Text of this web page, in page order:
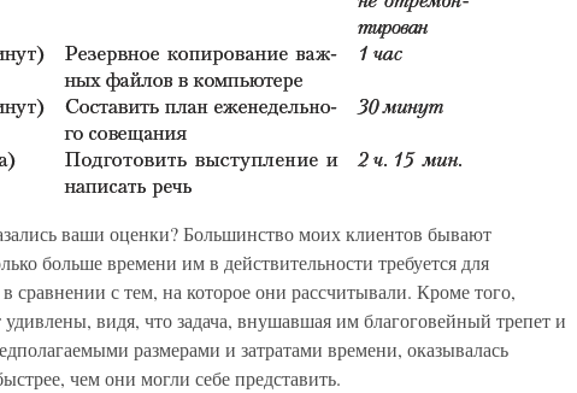
ваши оценки? Большинство моих клиентов бывают
больше времени им в действительности требуется для
сравнении с тем, на которое они рассчитывали. Кроме того,
видя, что задача, внушавшая им благоговейный трепет и
размерами и затратами времени, оказывалась
чем они могли себе представить.